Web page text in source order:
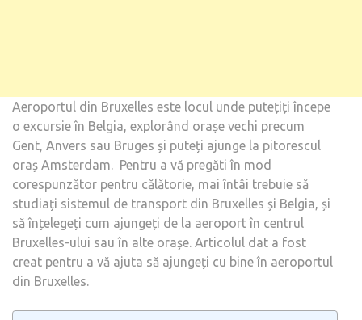
Aeroportul din Bruxelles este locul unde putețiți începe
o excursie în Belgia, explorând orașe vechi precum
Gent, Anvers sau Bruges și puteți ajunge la pitorescul
oraș Amsterdam. Pentru a vă pregăti în mod
corespunzător pentru călătorie, mai întâi trebuie să
studiați sistemul de transport din Bruxelles și Belgia, și
să înțelegeți cum ajungeți de la aeroport în centrul
Bruxelles-ului sau în alte orașe. Articolul dat a fost
creat pentru a vă ajuta să ajungeți cu bine în aeroportul
din Bruxelles.